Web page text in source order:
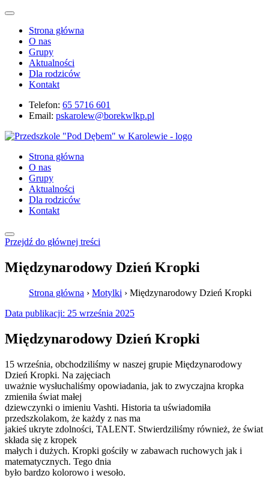
Strona główna
O nas
Grupy
Aktualności
Dla rodziców
Kontakt
Telefon: 65 5716 601
Email: pskarolew@borekwlkp.pl
Strona główna
O nas
Grupy
Aktualności
Dla rodziców
Kontakt
Przejdź do głównej treści
Międzynarodowy Dzień Kropki
Strona główna › Motylki › Międzynarodowy Dzień Kropki
Data publikacji: 25 września 2025
Międzynarodowy Dzień Kropki
15 września, obchodziliśmy w naszej grupie Międzynarodowy
Dzień Kropki. Na zajęciach
uważnie wysłuchaliśmy opowiadania, jak to zwyczajna kropka
zmieniła świat małej
dziewczynki o imieniu Vashti. Historia ta uświadomiła
przedszkolakom, że każdy z nas ma
jakieś ukryte zdolności, TALENT. Stwierdziliśmy również, że świat
składa się z kropek
małych i dużych. Kropki gościły w zabawach ruchowych jak i
matematycznych. Tego dnia
było bardzo kolorowo i wesoło.